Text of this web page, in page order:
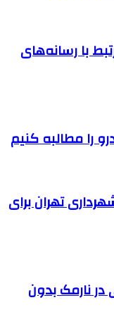
با رسانه‌های
را مطالبه کنیم
شهرداری تهران برای
نارمک بدون